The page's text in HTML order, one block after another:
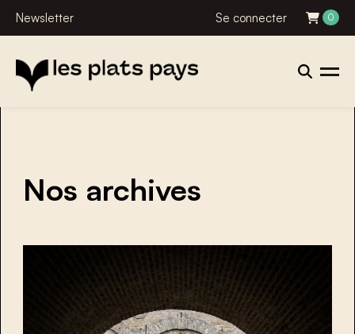
Newsletter Se connecter 0
Nos archives